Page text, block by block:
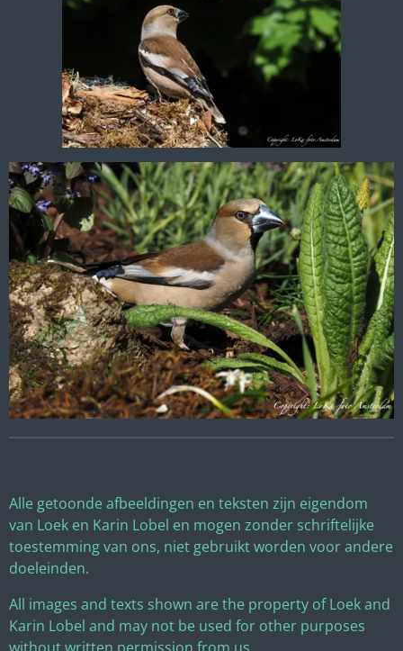
Alle getoonde afbeeldingen en teksten zijn eigendom
van Loek en Karin Lobel en mogen zonder schriftelijke
toestemming van ons, niet gebruikt worden voor andere
doeleinden.
All images and texts shown are the property of Loek and
Karin Lobel and may not be used for other purposes